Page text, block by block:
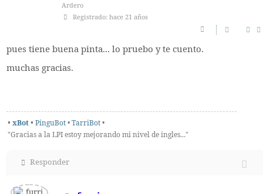
Ardero
Registrado: hace 21 años
pues tiene buena pinta... lo pruebo y te cuento.
muchas gracias.
• xBot • PinguBot • TarriBot •
"Gracias a la LPI estoy mejorando mi nivel de ingles..."
Responder